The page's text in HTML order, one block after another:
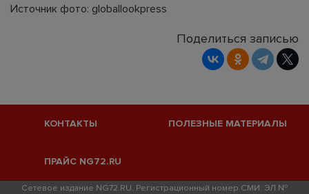
Источник фото: globallookpress
Поделиться записью
КОНТАКТЫ ПОЛЕЗНЫЕ МАТЕРИАЛЫ
ПРАЙС NG72.RU
Сетевое издание NG72.RU. Регистрационный номер СМИ: ЭЛ №